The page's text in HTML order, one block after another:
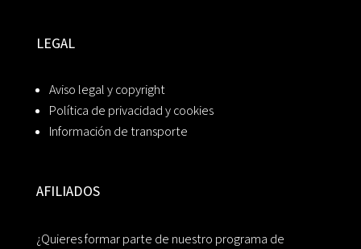
LEGAL
Aviso legal y copyright
Política de privacidad y cookies
Información de transporte
AFILIADOS
¿Quieres formar parte de nuestro programa de